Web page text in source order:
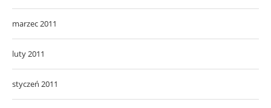
marzec 2011
luty 2011
styczeń 2011